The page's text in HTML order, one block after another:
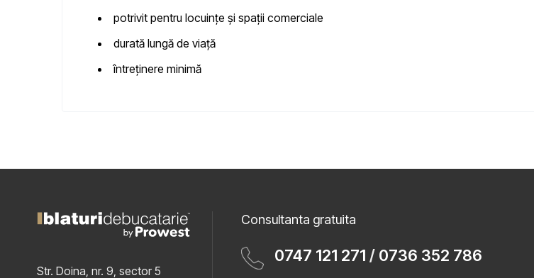
potrivit pentru locuințe și spații comerciale
durată lungă de viață
întreținere minimă
Str. Doina, nr. 9, sector 5
Consultanta gratuita
0747 121 271 / 0736 352 786